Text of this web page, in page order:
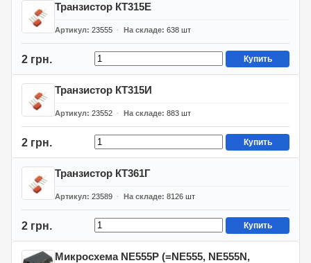
Транзистор КТ315Е
Артикул 23555 На складе 638 шт
2 грн. Купить
Транзистор КТ315И
Артикул 23552 На складе 883 шт
2 грн. Купить
Транзистор КТ361Г
Артикул 23589 На складе 8126 шт
2 грн. Купить
Микросхема NE555P (=NE555, NE555N,